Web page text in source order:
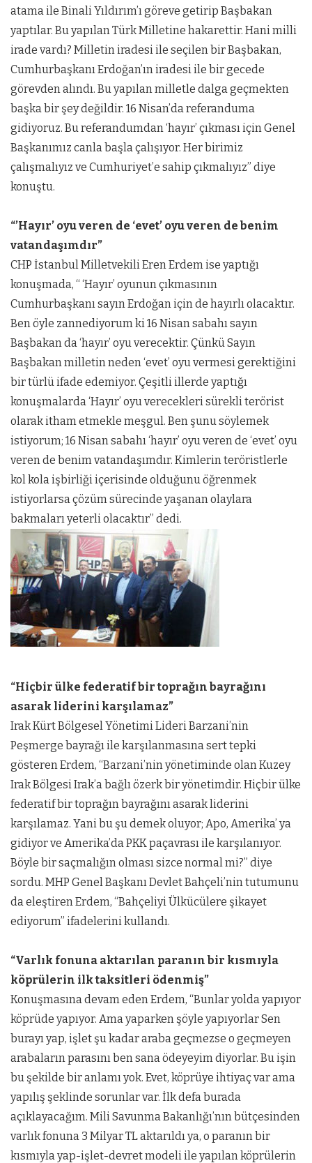
atama ile Binali Yıldırım’ı göreve getirip Başbakan
yaptılar. Bu yapılan Türk Milletine hakarettir. Hani milli
irade vardı? Milletin iradesi ile seçilen bir Başbakan,
Cumhurbaşkanı Erdoğan’ın iradesi ile bir gecede
görevden alındı. Bu yapılan milletle dalga geçmekten
başka bir şey değildir. 16 Nisan’da referanduma
gidiyoruz. Bu referandumdan ‘hayır’ çıkması için Genel
Başkanımız canla başla çalışıyor. Her birimiz
çalışmalıyız ve Cumhuriyet’e sahip çıkmalıyız” diye
konuştu.
“’Hayır’ oyu veren de ‘evet’ oyu veren de benim
vatandaşımdır”
CHP İstanbul Milletvekili Eren Erdem ise yaptığı
konuşmada, “ ‘Hayır’ oyunun çıkmasının
Cumhurbaşkanı sayın Erdoğan için de hayırlı olacaktır.
Ben öyle zannediyorum ki 16 Nisan sabahı sayın
Başbakan da ‘hayır’ oyu verecektir. Çünkü Sayın
Başbakan milletin neden ‘evet’ oyu vermesi gerektiğini
bir türlü ifade edemiyor. Çeşitli illerde yaptığı
konuşmalarda ‘Hayır’ oyu verecekleri sürekli terörist
olarak itham etmekle meşgul. Ben şunu söylemek
istiyorum; 16 Nisan sabahı ‘hayır’ oyu veren de ‘evet’ oyu
veren de benim vatandaşımdır. Kimlerin teröristlerle
kol kola işbirliği içerisinde olduğunu öğrenmek
istiyorlarsa çözüm sürecinde yaşanan olaylara
bakmaları yeterli olacaktır” dedi.
“Hiçbir ülke federatif bir toprağın bayrağını
asarak liderini karşılamaz”
Irak Kürt Bölgesel Yönetimi Lideri Barzani’nin
Peşmerge bayrağı ile karşılanmasına sert tepki
gösteren Erdem, “Barzani’nin yönetiminde olan Kuzey
Irak Bölgesi Irak’a bağlı özerk bir yönetimdir. Hiçbir ülke
federatif bir toprağın bayrağını asarak liderini
karşılamaz. Yani bu şu demek oluyor; Apo, Amerika’ ya
gidiyor ve Amerika’da PKK paçavrası ile karşılanıyor.
Böyle bir saçmalığın olması sizce normal mi?” diye
sordu. MHP Genel Başkanı Devlet Bahçeli’nin tutumunu
da eleştiren Erdem, “Bahçeliyi Ülkücülere şikayet
ediyorum” ifadelerini kullandı.
“Varlık fonuna aktarılan paranın bir kısmıyla
köprülerin ilk taksitleri ödenmiş”
Konuşmasına devam eden Erdem, “Bunlar yolda yapıyor
köprüde yapıyor. Ama yaparken şöyle yapıyorlar Sen
burayı yap, işlet şu kadar araba geçmezse o geçmeyen
arabaların parasını ben sana ödeyeyim diyorlar. Bu işin
bu şekilde bir anlamı yok. Evet, köprüye ihtiyaç var ama
yapılış şeklinde sorunlar var. İlk defa burada
açıklayacağım. Mili Savunma Bakanlığı’nın bütçesinden
varlık fonuna 3 Milyar TL aktarıldı ya, o paranın bir
kısmıyla yap-işlet-devret modeli ile yapılan köprülerin